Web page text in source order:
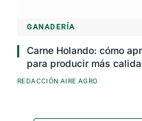
GANADERÍA
Carne Holando: cómo
para producir más
REDACCIÓN AIRE AGRO